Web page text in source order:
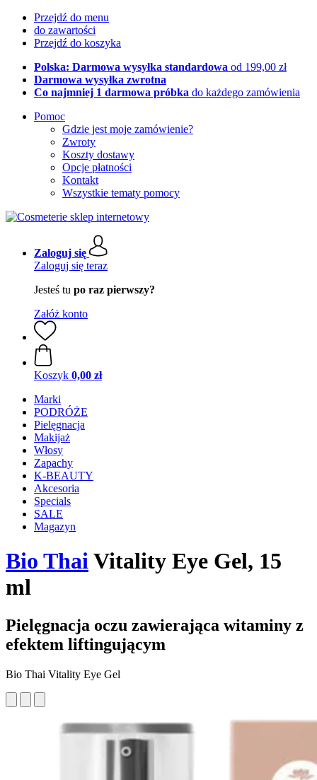
Przejdź do menu
do zawartości
Przejdź do koszyka
Polska: Darmowa wysyłka standardowa od 199,00 zł
Darmowa wysyłka zwrotna
Co najmniej 1 darmowa próbka do każdego zamówienia
Pomoc
Gdzie jest moje zamówienie?
Zwroty
Koszty dostawy
Opcje płatności
Kontakt
Wszystkie tematy pomocy
Zaloguj się
Zaloguj się teraz
Jesteś tu po raz pierwszy?
Załóż konto
Koszyk 0,00 zł
Marki
PODRÓŻE
Pielęgnacja
Makijaż
Włosy
Zapachy
K-BEAUTY
Akcesoria
Specials
SALE
Magazyn
Bio ThaiVitality Eye Gel, 15
ml
Pielęgnacja oczu zawierająca witaminy z
efektem liftingującym
Bio Thai Vitality Eye Gel